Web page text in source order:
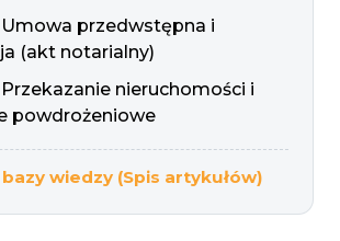
Umowa przedwstępna i
(akt notarialny)
nieruchomości i
powdrożeniowe
wiedzy (Spis artykułów)